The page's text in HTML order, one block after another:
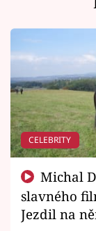
Sledujte nás
CELEBRITY
slavného
Jezdil na